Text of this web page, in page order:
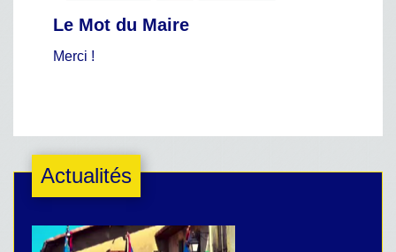
Le Mot du Maire
Merci !
Actualités